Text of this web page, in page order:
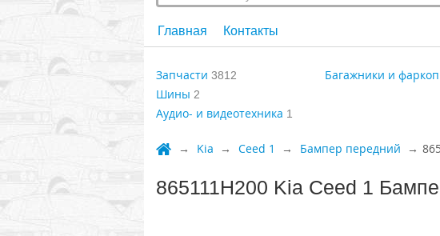
Главная Контакты
Запчасти 3812
Шины 2
Аудио- и видеотехника 1
Багажники и
Kia Ceed 1 Бампер передний
865111H200 Kia Ceed 1